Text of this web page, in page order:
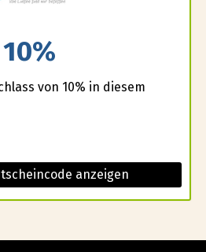
10%
von 10% in diesem
anzeigen